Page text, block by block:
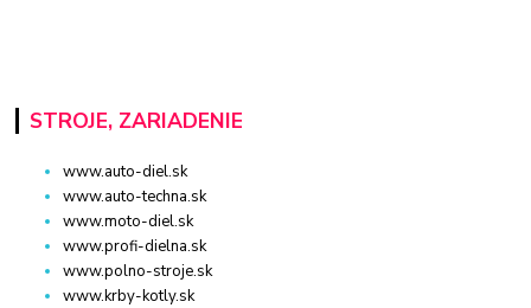
STROJE, ZARIADENIE
www.auto-diel.sk
www.auto-techna.sk
www.moto-diel.sk
www.profi-dielna.sk
www.polno-stroje.sk
www.krby-kotly.sk